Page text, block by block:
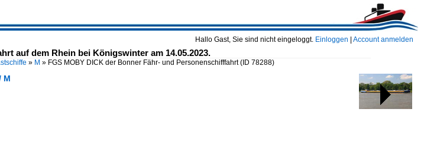
Hallo Gast, Sie sind nicht eingeloggt. Einloggen Account anmelden
auf dem Rhein bei Königswinter am 14.05.2023.
» M » FGS MOBY DICK der Bonner Fähr- und Personenschifffahrt(ID 78288)
M